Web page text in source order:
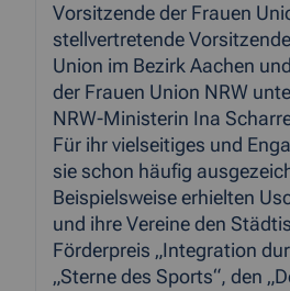
Vorsitzende der Frauen
stellvertretende
Union im Bezirk Aachen
der Frauen Union NRW
NRW-Ministerin Ina
Für ihr vielseitiges und
sie schon häufig
Beispielsweise erhielten
und ihre Vereine den
Förderpreis „Integration
„Sterne des Sports“, den